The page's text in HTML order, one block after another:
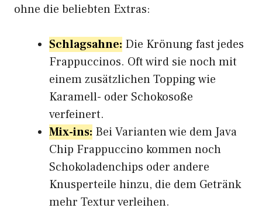
ohne die beliebten Extras:
Schlagsahne: Die Krönung fast jedes
Frappuccinos. Oft wird sie noch mit
einem zusätzlichen Topping wie
Karamell- oder Schokosoße
verfeinert.
Mix-ins: Bei Varianten wie dem Java
Chip Frappuccino kommen noch
Schokoladenchips oder andere
Knusperteile hinzu, die dem Getränk
mehr Textur verleihen.